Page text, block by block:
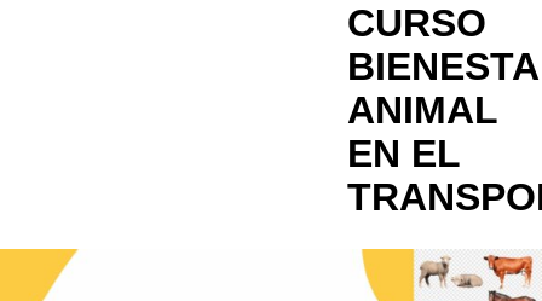
CURSO
ANIMAL
EN EL